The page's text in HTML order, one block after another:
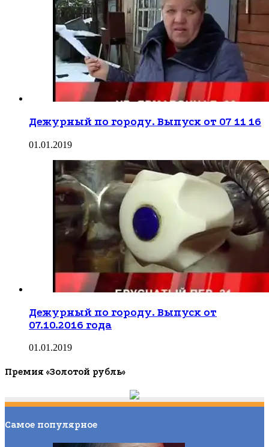
Дежурный по городу. Выпуск от 07 11 16
01.01.2019
Дежурный по городу. Выпуск от
07.10.2016 года
01.01.2019
Премия «Золотой рубль»
Самое популярное